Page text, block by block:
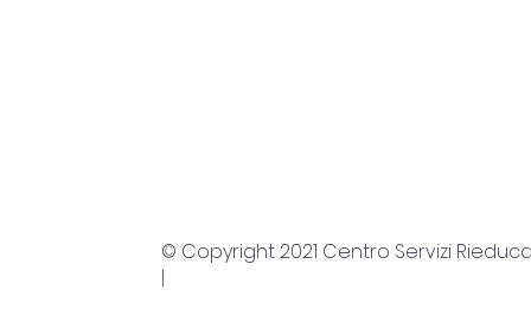
© Copyright 2021 Centro Servizi
|